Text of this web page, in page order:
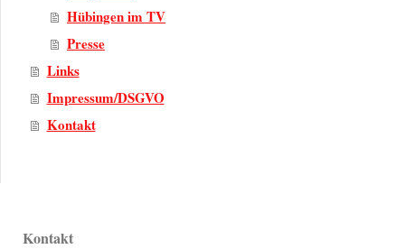
Hübingen im TV
Presse
Links
Impressum/DSGVO
Kontakt
Kontakt